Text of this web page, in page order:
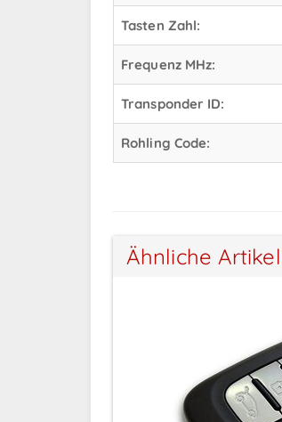
Tasten Zahl:
Frequenz MHz:
Transponder ID:
Rohling Code:
Ähnliche Artikel